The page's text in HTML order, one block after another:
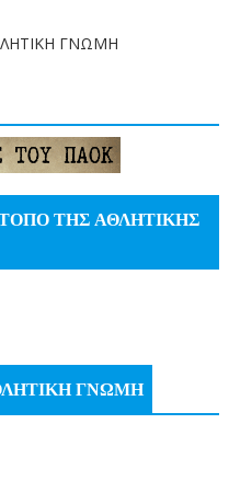
ΓΝΩΜΗ
ΤΗΣ ΑΘΛΗΤΙΚΗΣ
ΓΝΩΜΗ